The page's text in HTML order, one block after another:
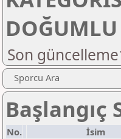
Son
Sporcu Ara
Başlangıç
No. İsim